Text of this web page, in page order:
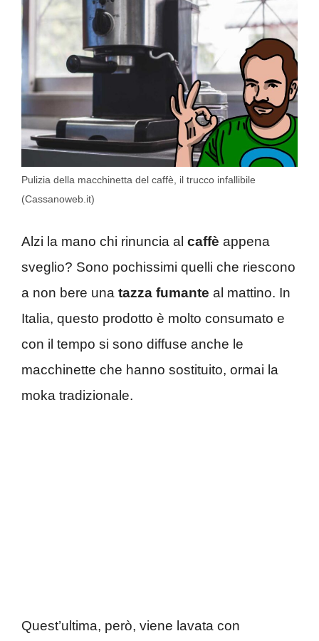
Pulizia della macchinetta del caffè, il trucco infallibile
(Cassanoweb.it)
Alzi la mano chi rinuncia al caffè appena
sveglio? Sono pochissimi quelli che riescono
a non bere una tazza fumante al mattino. In
Italia, questo prodotto è molto consumato e
con il tempo si sono diffuse anche le
macchinette che hanno sostituito, ormai la
moka tradizionale.
Quest’ultima, però, viene lavata con